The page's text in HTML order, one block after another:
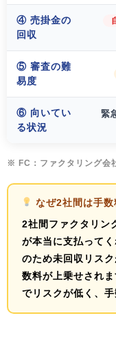
④ 売掛金の
回収
⑤ 審査の難
易度
⑥ 向いてい
る状況
緊
※ FC：ファクタリング会
なぜ2社間は手数
2社間ファクタリン
が本当に支払って
のため未回収リス
数料が上乗せされ
でリスクが低く、手